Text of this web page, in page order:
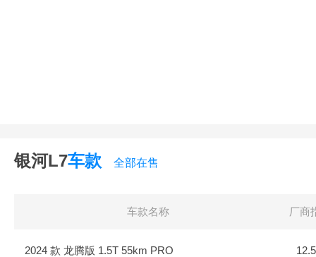
银河L7车款 全部在售
车款名称 厂商
2024 款 龙腾版 1.5T 55km PRO